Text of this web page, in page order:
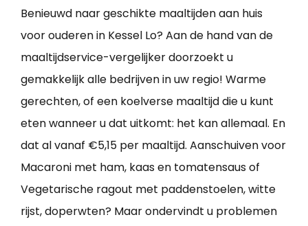
Benieuwd naar geschikte maaltijden aan huis
voor ouderen in Kessel Lo? Aan de hand van de
maaltijdservice-vergelijker doorzoekt u
gemakkelijk alle bedrijven in uw regio! Warme
gerechten, of een koelverse maaltijd die u kunt
eten wanneer u dat uitkomt: het kan allemaal. En
dat al vanaf €5,15 per maaltijd. Aanschuiven voor
Macaroni met ham, kaas en tomatensaus of
Vegetarische ragout met paddenstoelen, witte
rijst, doperwten? Maar ondervindt u problemen